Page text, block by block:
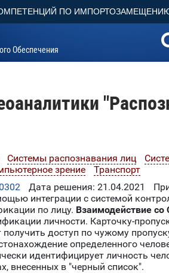
ПО
Обеспечения
Системы распознавания лиц
зрение
Транспорт
Дата решения: 21.04.2021
интеграции с системой
по лицу. Взаимодействие со
личности. Карточку-
доступ по чужому
определенного
идентифицирует личность
внесенных в "черный список".